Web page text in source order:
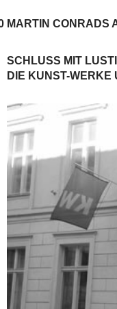
MARTIN CONRADS
SCHLUSS MIT
DIE KUNST-WERKE